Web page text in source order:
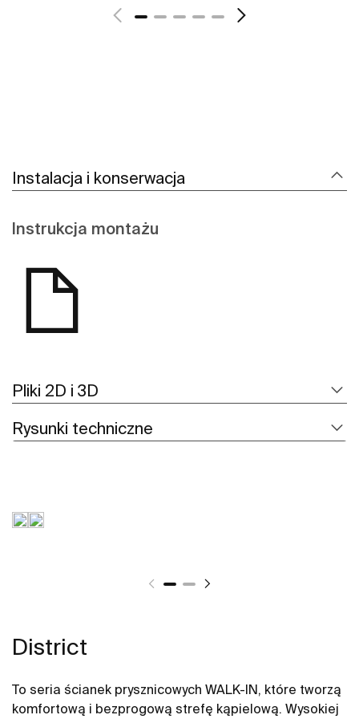
Instalacja i konserwacja
Instrukcja montażu
Pliki 2D i 3D
Rysunki techniczne
District
To seria ścianek prysznicowych WALK-IN, które tworzą
komfortową i bezprogową strefę kąpielową. Wysokiej